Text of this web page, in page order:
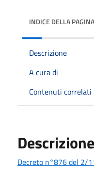
INDICE DELLA PAGINA
Descrizione
A cura di
Contenuti correlati
Descrizione
Decreto n°876 del 2/